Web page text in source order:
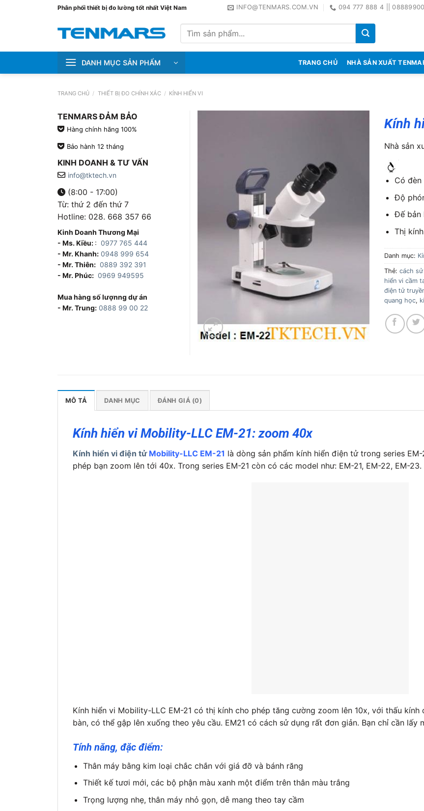
Phân phối thiết bị đo lường tốt nhất Việt Nam INFO@TENMARS.COM.VN 094 777 888 4 ||
kiếm:
DANH MỤC SẢN PHẨM TRANG CHỦ NHÀ SẢN XUẤT
TRANG CHỦ / THIẾT BỊ ĐO CHÍNH XÁC / KÍNH HIỂN VI
Kính
Nhà sản
Có đèn
Độ
Đế bản
Thị
Danh mục:
Thẻ: cách
hiển vi cầm
điện tử
quang học,
TENMARS ĐẢM BẢO
Hàng chính hãng 100%
Bảo hành 12 tháng
KINH DOANH & TƯ VẤN
info@tktech.vn
(8:00 - 17:00)
Từ: thứ 2 đến thứ 7
Hotline: 028. 668 357 66
Kinh Doanh Thương Mại
- Ms. Kiều: : 0977 765 444
- Mr. Khanh: 0948 999 654
- Mr. Thiên: 0889 392 391
- Mr. Phúc: 0969 949595
Mua hàng số lượnng dự án
- Mr. Trung: 0888 99 00 22
MÔ TẢ DANH MỤC ĐÁNH GIÁ (0)
Kính hiển vi Mobility-LLC EM-21: zoom 40x
Kính hiển vi điện tửMobility-LLC EM-21 là dòng sản phẩm kính hiển điện tử trong series EM-
phép bạn zoom lên tới 40x. Trong series EM-21 còn có các model như: EM-21, EM-22, EM-23.
Kính hiển vi Mobility-LLC EM-21 có thị kính cho phép tăng cường zoom lên 10x, với thấu
bàn, có thể gập lên xuống theo yêu cầu. EM21 có cách sử dụng rất đơn giản. Bạn chỉ cần lấy
Tính năng, đặc điểm:
Thân máy bằng kim loại chắc chắn với giá đỡ và bánh răng
Thiết kế tươi mới, các bộ phận màu xanh một điểm trên thân màu trắng
Trọng lượng nhẹ, thân máy nhỏ gọn, dễ mang theo tay cầm